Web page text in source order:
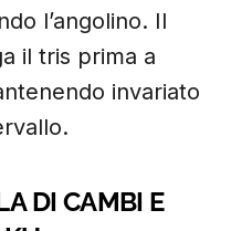
l’angolino. Il
il tris prima a
invariato
DI CAMBI E